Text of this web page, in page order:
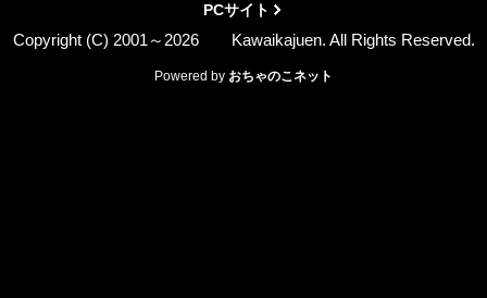
PCサイト
Copyright (C) 2001～2026 Kawaikajuen. All Rights Reserved.
Powered by おちゃのこネット